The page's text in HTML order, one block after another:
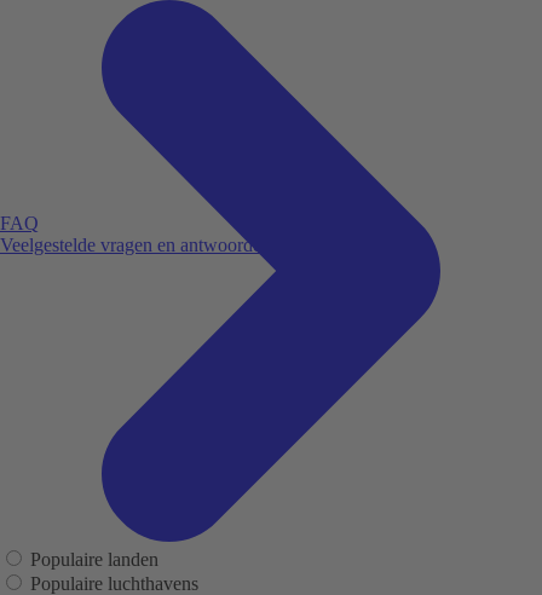
FAQ
Veelgestelde vragen en antwoorden.
Populaire landen
Populaire luchthavens